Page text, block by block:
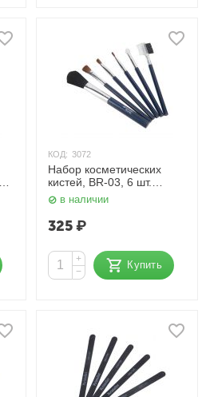
КОД: 3072
Набор косметических
кистей, BR-03, 6 шт.
Dewal Beauty
в наличии
325₽
+
−
Купить